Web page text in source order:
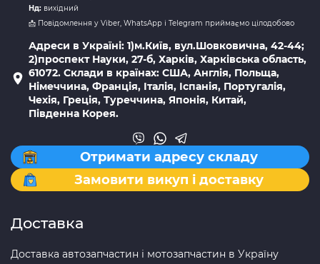
Нд: вихідний
📩 Повідомлення у Viber, WhatsApp і Telegram приймаємо цілодобово
Адреси в Україні: 1)м.Київ, вул.Шовковична, 42-44;
2)проспект Науки, 27-б, Харків, Харківська область,
61072. Склади в країнах: США, Англія, Польща,
Німеччина, Франція, Італія, Іспанія, Португалія,
Чехія, Греція, Туреччина, Японія, Китай,
Південна Корея.
Отримати адресу складу
Замовити викуп і доставку
Доставка
Доставка автозапчастин і мотозапчастин в Україну